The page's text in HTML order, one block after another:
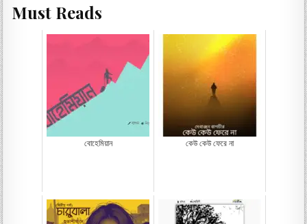
Must Reads
বোহেমিয়ান কেউ কেউ ফেরে না